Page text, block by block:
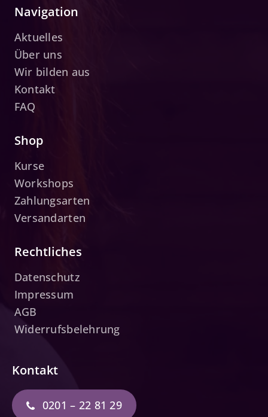
Navigation
Aktuelles
Über uns
Wir bilden aus
Kontakt
FAQ
Kontakt
0201 – 22 81 29
Shop
Kurse
Workshops
Zahlungsarten
Versandarten
Rechtliches
Datenschutz
Impressum
AGB
Widerrufsbelehrung